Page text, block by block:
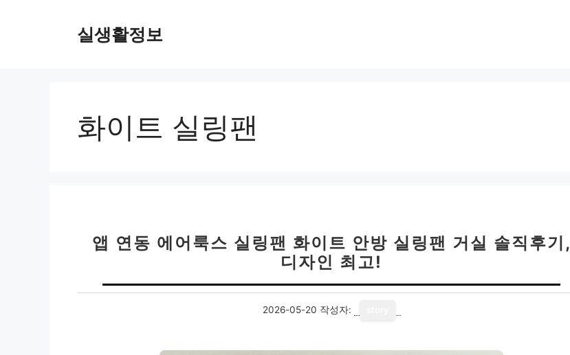
실생활정보
화이트 실링팬
앱 연동 에어룩스 실링팬 화이트 안방 실링팬 거실 솔직후기,
디자인 최고!
2026-05-20 작성자: